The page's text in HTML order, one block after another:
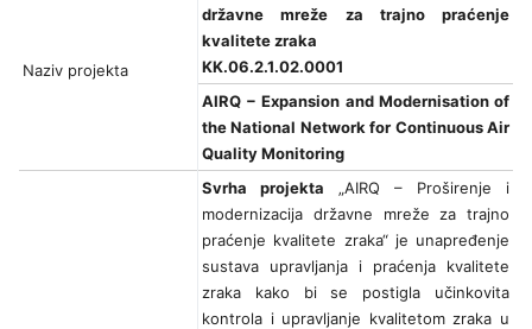
Naziv projekta
državne mreže za trajno praćenje
kvalitete zraka
KK.06.2.1.02.0001
AIRQ − Expansion and Modernisation of
the National Network for Continuous Air
Quality Monitoring
Svrha projekta „AIRQ – Proširenje i
modernizacija državne mreže za trajno
praćenje kvalitete zraka“ je unapređenje
sustava upravljanja i praćenja kvalitete
zraka kako bi se postigla učinkovita
kontrola i upravljanje kvalitetom zraka u